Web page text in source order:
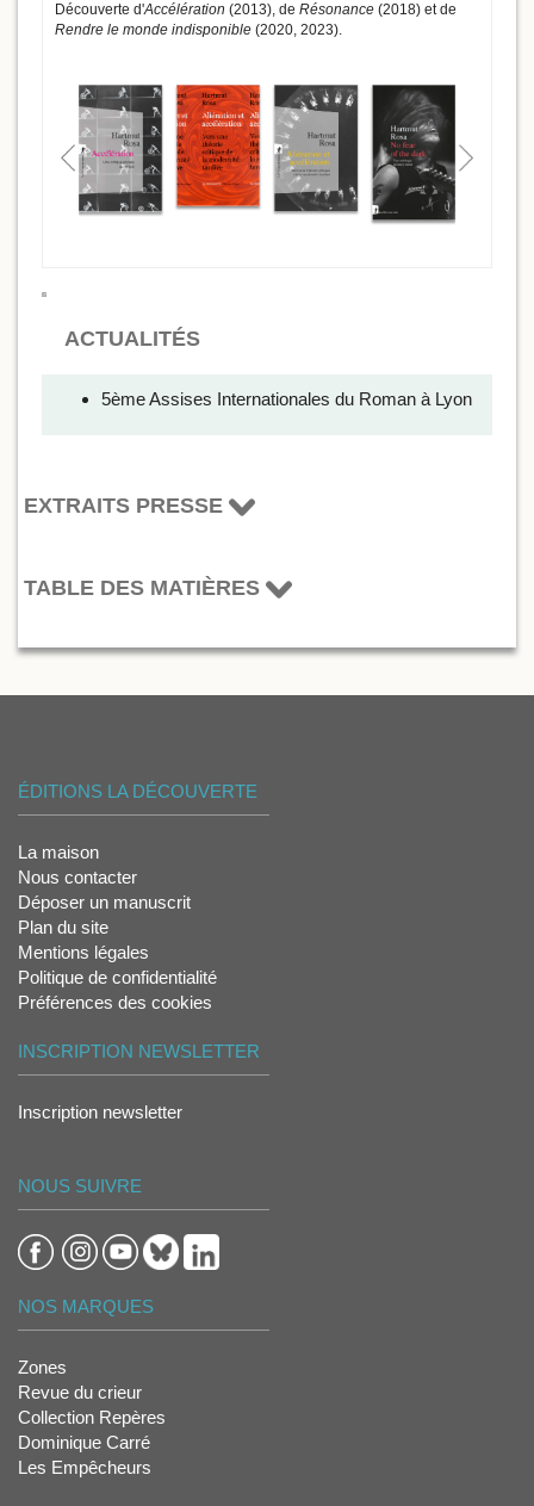
Découverte d'Accélération (2013), de Résonance (2018) et de
Rendre le monde indisponible (2020, 2023).
ACTUALITÉS
5ème Assises Internationales du Roman à Lyon
EXTRAITS PRESSE
TABLE DES MATIÈRES
ÉDITIONS LA DÉCOUVERTE
La maison
Nous contacter
Déposer un manuscrit
Plan du site
Mentions légales
Politique de confidentialité
Préférences des cookies
INSCRIPTION NEWSLETTER
Inscription newsletter
NOUS SUIVRE
NOS MARQUES
Zones
Revue du crieur
Collection Repères
Dominique Carré
Les Empêcheurs